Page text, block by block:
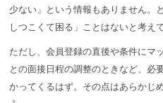
少ない」という情報もありません。
しつこくて困る」ことはないと考え
ただし、会員登録の直後や条件にマ
との面接日程の調整のときなど、必
かってくるはず。その点はあらかじ